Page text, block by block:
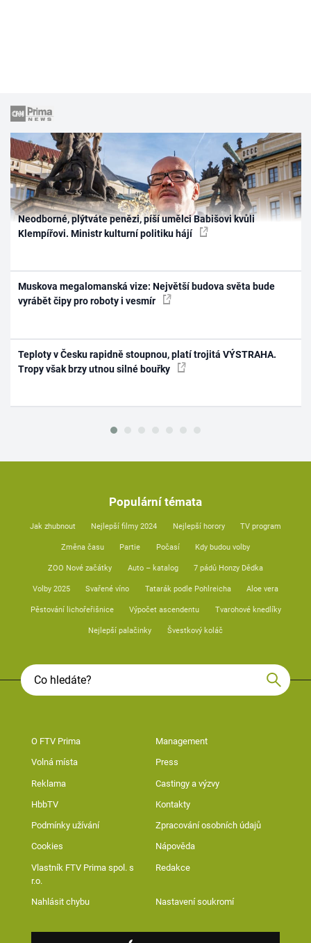
Neodborné, plýtváte penězi, píší umělci Babišovi kvůli
Klempířovi. Ministr kulturní politiku hájí
Muskova megalomanská vize: Největší budova světa bude
vyrábět čipy pro roboty i vesmír
Teploty v Česku rapidně stoupnou, platí trojitá VÝSTRAHA.
Tropy však brzy utnou silné bouřky
Populární témata
Jak zhubnout Nejlepší filmy 2024 Nejlepší horory TV program
Změna času Partie Počasí Kdy budou volby
ZOO Nové začátky Auto – katalog 7 pádů Honzy Dědka
Volby 2025 Svařené víno Tatarák podle Pohlreicha Aloe vera
Pěstování lichořeřišnice Výpočet ascendentu Tvarohové knedlíky
Nejlepší palačinky Švestkový koláč
O FTV Prima Management
Volná místa Press
Reklama Castingy a výzvy
HbbTV Kontakty
Podmínky užívání Zpracování osobních údajů
Cookies Nápověda
Vlastník FTV Prima spol. s
r.o.
Redakce
Nahlásit chybu Nastavení soukromí